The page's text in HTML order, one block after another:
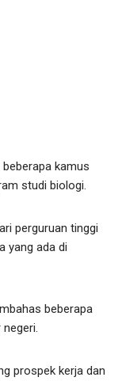
kamus
studi biologi.
perguruan tinggi
yang ada di
beberapa
prospek kerja dan